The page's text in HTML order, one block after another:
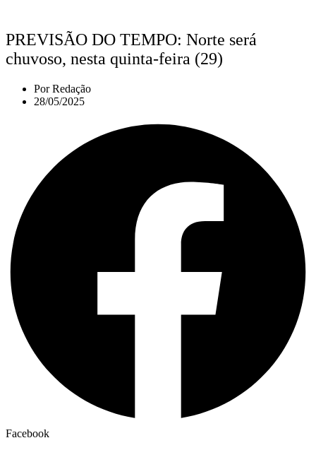
PREVISÃO DO TEMPO: Norte será
chuvoso, nesta quinta-feira (29)
PorRedação
28/05/2025
Facebook